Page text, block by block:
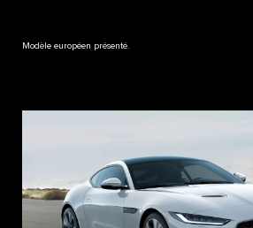
Modèle européen présenté.